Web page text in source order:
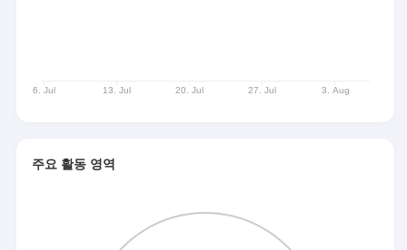
주요 활동 영역